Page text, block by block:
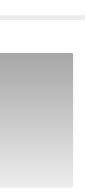
อาดและสะดวก
ร้านนี้เป็น